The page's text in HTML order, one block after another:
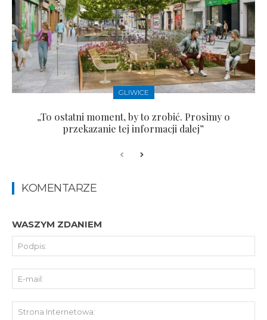
GLIWICE
„To ostatni moment, by to zrobić. Prosimy o
przekazanie tej informacji dalej”
KOMENTARZE
WASZYM ZDANIEM